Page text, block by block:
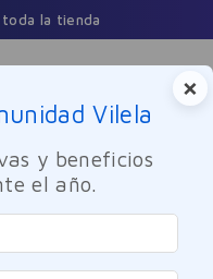
la tienda
Dietarios
×
Vilela
y beneficios
el año.